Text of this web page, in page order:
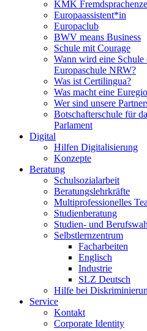
KMK
Europaassistent*in
Europaclub
BWV means Business
Schule mit Courage
Wann wird eine Schule
Europaschule NRW?
Was ist Certilingua?
Was macht eine
Wer sind unsere
Botschafterschule für
Parlament
Digital
Hilfen Digitalisierung
Konzepte
Beratung
Schulsozialarbeit
Beratungslehrkräfte
Multiprofessionelles
Studienberatung
Studien- und
Selbstlernzentrum
Facharbeiten
Englisch
Industrie
SLZ Deutsch
Hilfe bei
Service
Kontakt
Corporate Identity